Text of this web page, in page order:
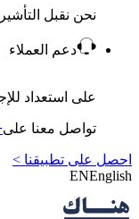
نحن نقبل
دعم العملاء
على استعداد
تواصل معنا على
احصل على تطبيقنا >
ENEnglish